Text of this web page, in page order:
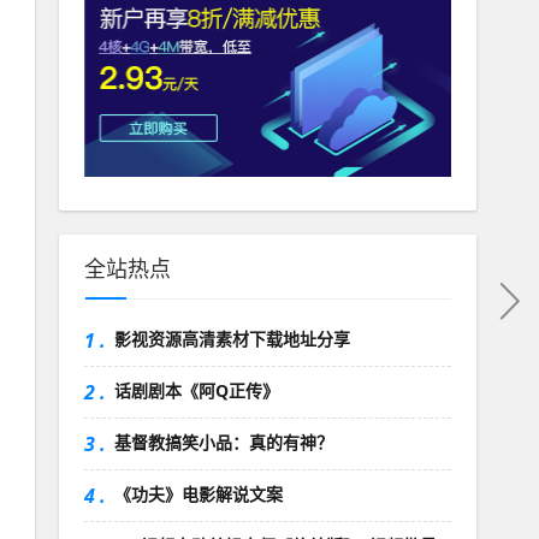
全站热点
1 . 影视资源高清素材下载地址分享
2 . 话剧剧本《阿Q正传》
3 . 基督教搞笑小品：真的有神？
4 . 《功夫》电影解说文案